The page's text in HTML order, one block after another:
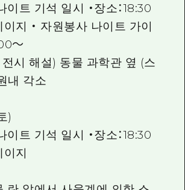
이트 기석 일시 ・장소：18:30
지 ・ 자원봉사 나이트 가이
～
시 해설) 동물 과학관 옆 (스
내 각소
)
이트 기석 일시 ・장소：18:30
지